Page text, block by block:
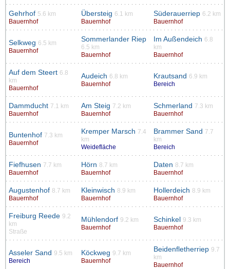
Gehrhof 5.6 km
Bauernhof
Übersteig 6.1 km
Bauernhof
Süderauerriep 6.2 km
Bauernhof
Selkweg 6.5 km
Bauernhof
Sommerlander Riep
6.5 km
Bauernhof
Im Außendeich 6.8
km
Bauernhof
Auf dem Steert 6.8
km
Bauernhof
Audeich 6.8 km
Bauernhof
Krautsand
6.9 km
Bereich
Dammducht 7.1 km
Bauernhof
Am Steig 7.2 km
Bauernhof
Schmerland
7.3 km
Bauernhof
Buntenhof 7.3 km
Bauernhof
Kremper Marsch 7.4
km
Weidefläche
Brammer Sand
7.7
km
Bereich
Fiefhusen 7.7 km
Bauernhof
Hörn 8.7 km
Bauernhof
Daten 8.7 km
Bauernhof
Augustenhof 8.7 km
Bauernhof
Kleinwisch 8.9 km
Bauernhof
Hollerdeich 8.9 km
Bauernhof
Freiburg Reede 9.2
km
Straße
Mühlendorf 9.2 km
Bauernhof
Schinkel
9.3 km
Bauernhof
Asseler Sand 9.5 km
Bereich
Köckweg 9.7 km
Bauernhof
Beidenfletherriep 9.7
km
Bauernhof